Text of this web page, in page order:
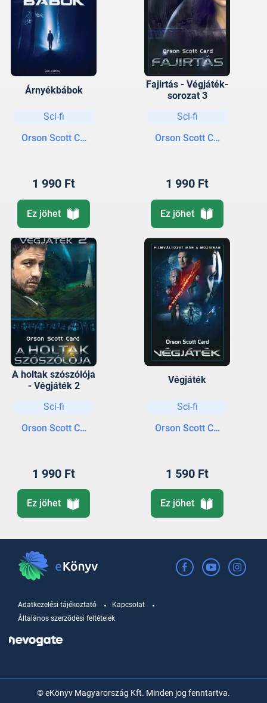
Árnyékbábok
Sci-fi
Orson Scott Card
1 990 Ft
Ez jöhet
Fajirtás - Végjáték-
sorozat 3
Sci-fi
Orson Scott Card
1 990 Ft
Ez jöhet
A holtak szószólója
- Végjáték 2
Sci-fi
Orson Scott Card
1 990 Ft
Ez jöhet
Végjáték
Sci-fi
Orson Scott Card
1 590 Ft
Ez jöhet
Adatkezelési tájékoztató
Kapcsolat
Általános szerződési feltételek
© eKönyv Magyarország Kft. Minden jog fenntartva.